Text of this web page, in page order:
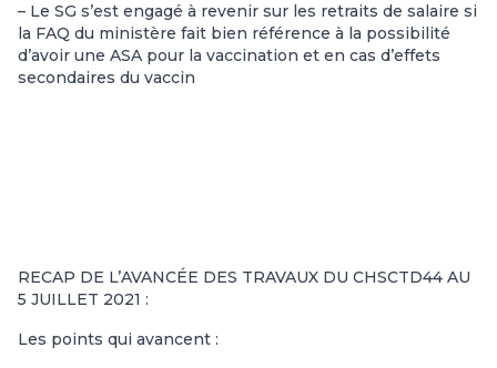
– Le SG s’est engagé à revenir sur les retraits de salaire si
la FAQ du ministère fait bien référence à la possibilité
d’avoir une ASA pour la vaccination et en cas d’effets
secondaires du vaccin
RECAP DE L’AVANCÉE DES TRAVAUX DU CHSCTD44 AU
5 JUILLET 2021 :
Les points qui avancent :